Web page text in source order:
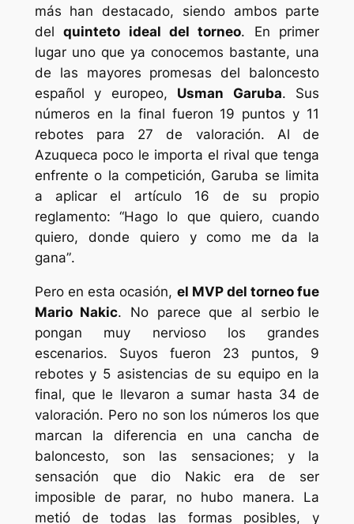
más han destacado, siendo ambos parte
delquinteto ideal del torneo. En primer
lugar uno que ya conocemos bastante, una
de las mayores promesas del baloncesto
español y europeo, Usman Garuba. Sus
números en la final fueron 19 puntos y 11
rebotes para 27 de valoración. Al de
Azuqueca poco le importa el rival que tenga
enfrente o la competición, Garuba se limita
a aplicar el artículo 16 de su propio
reglamento: “Hago lo que quiero, cuando
quiero, donde quiero y como me da la
gana”.
Pero en esta ocasión, el MVP del torneo fue
Mario Nakic. No parece que al serbio le
pongan muy nervioso los grandes
escenarios. Suyos fueron 23 puntos, 9
rebotes y 5 asistencias de su equipo en la
final, que le llevaron a sumar hasta 34 de
valoración. Pero no son los números los que
marcan la diferencia en una cancha de
baloncesto, son las sensaciones; y la
sensación que dio Nakic era de ser
imposible de parar, no hubo manera. La
metió de todas las formas posibles, y